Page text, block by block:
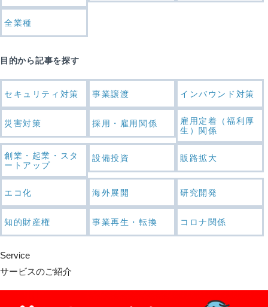
全業種
目的から記事を探す
セキュリティ対策 事業譲渡 インバウンド対策
災害対策 採用・雇用関係
雇用定着（福利厚
生）関係
創業・起業・スタ
ートアップ
設備投資 販路拡大
エコ化 海外展開 研究開発
知的財産権 事業再生・転換 コロナ関係
Service
サービスのご紹介